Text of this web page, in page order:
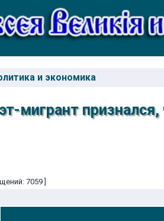
и экономика
мигрант
7059 ]